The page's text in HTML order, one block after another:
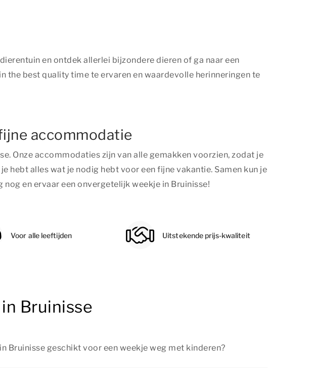
en ontdek allerlei bijzondere dieren of ga naar een
the best quality time te ervaren en waardevolle herinneringen te
accommodatie
Onze accommodaties zijn van alle gemakken voorzien, zodat je
hebt alles wat je nodig hebt voor een fijne vakantie. Samen kun je
en ervaar een onvergetelijk weekje in Bruinisse!
Voor alle leeftijden Uitstekende prijs-kwaliteit
Bruinisse
Bruinisse geschikt voor een weekje weg met kinderen?